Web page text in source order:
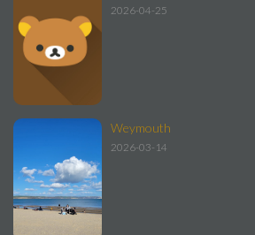
2026-04-25
Weymouth
2026-03-14